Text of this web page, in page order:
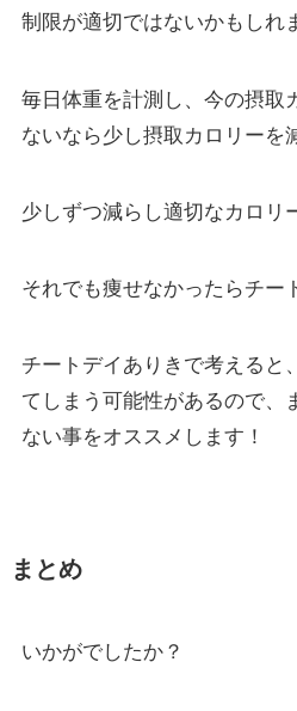
制限が適切ではないかもしれ
毎日体重を計測し、今の摂取
ないなら少し摂取カロリーを
少しずつ減らし適切なカロリ
それでも痩せなかったらチー
チートデイありきで考えると
てしまう可能性があるので、
ない事をオススメします！
まとめ
いかがでしたか？